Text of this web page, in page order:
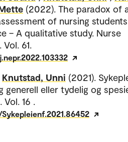
(2022). The paradox of
of nursing students
– A qualitative study. Nurse
61.
Knutstad, Unni (2021).
eller tydelig og
16 .